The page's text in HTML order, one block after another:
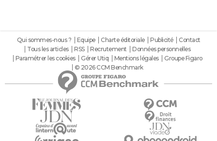
Qui sommes-nous ? Equipe Charte éditoriale Publicité
Contact
Tous les articles
RSS Recrutement
Données personnelles
Paramétrer les cookies
Gérer Utiq Mentions légales
Groupe Figaro
© 2026 CCM Benchmark